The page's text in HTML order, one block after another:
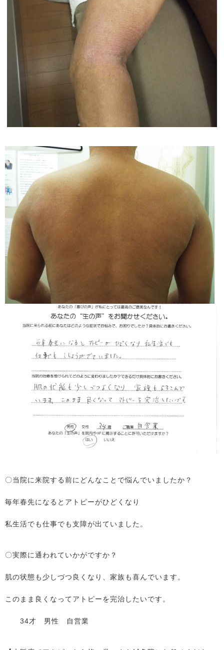
〇当院に来院する前にどんなことで悩んでいましたか？
毎年春先になるとアトピーがひどくなり
私生活でも仕事でも支障が出ていました。
〇実際に通われていかがですか？
肌の状態も少しづつ良くなり、家族も喜んでいます。
このまま良くなってアトピーを完治したいです。
34才 男性 自営業